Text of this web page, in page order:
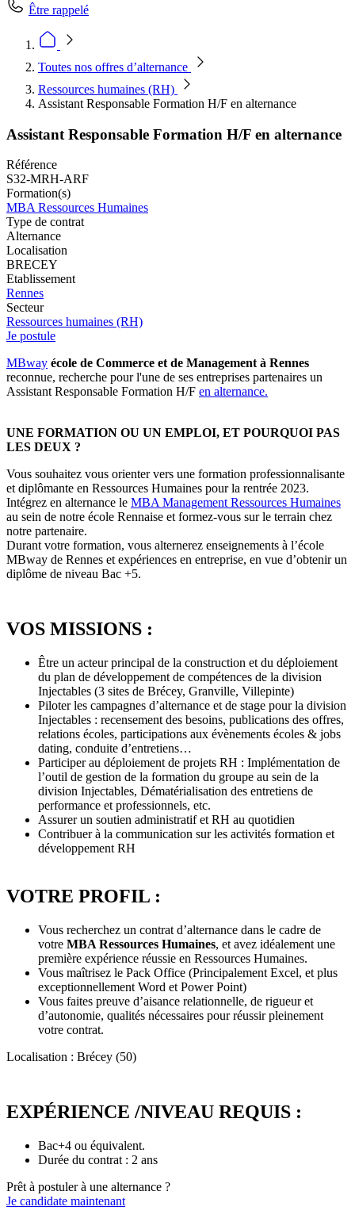
Être rappelé
Toutes nos offres d’alternance
Ressources humaines (RH)
Assistant Responsable Formation H/F en alternance
Assistant Responsable Formation H/F en alternance
Référence
S32-MRH-ARF
Formation(s)
MBA Ressources Humaines
Type de contrat
Alternance
Localisation
BRECEY
Etablissement
Rennes
Secteur
Ressources humaines (RH)
Je postule
MBway école de Commerce et de Management à Rennes
reconnue, recherche pour l'une de ses entreprises partenaires un
Assistant Responsable Formation H/F en alternance.
UNE FORMATION OU UN EMPLOI, ET POURQUOI PAS
LES DEUX ?
Vous souhaitez vous orienter vers une formation professionnalisante
et diplômante en Ressources Humaines pour la rentrée 2023.
Intégrez en alternance le MBA Management Ressources Humaines
au sein de notre école Rennaise et formez-vous sur le terrain chez
notre partenaire.
Durant votre formation, vous alternerez enseignements à l’école
MBway de Rennes et expériences en entreprise, en vue d’obtenir un
diplôme de niveau Bac +5.
VOS MISSIONS :
Être un acteur principal de la construction et du déploiement
du plan de développement de compétences de la division
Injectables (3 sites de Brécey, Granville, Villepinte)
Piloter les campagnes d’alternance et de stage pour la division
Injectables : recensement des besoins, publications des offres,
relations écoles, participations aux évènements écoles & jobs
dating, conduite d’entretiens…
Participer au déploiement de projets RH : Implémentation de
l’outil de gestion de la formation du groupe au sein de la
division Injectables, Dématérialisation des entretiens de
performance et professionnels, etc.
Assurer un soutien administratif et RH au quotidien
Contribuer à la communication sur les activités formation et
développement RH
VOTRE PROFIL :
Vous recherchez un contrat d’alternance dans le cadre de
votre MBA Ressources Humaines, et avez idéalement une
première expérience réussie en Ressources Humaines.
Vous maîtrisez le Pack Office (Principalement Excel, et plus
exceptionnellement Word et Power Point)
Vous faites preuve d’aisance relationnelle, de rigueur et
d’autonomie, qualités nécessaires pour réussir pleinement
votre contrat.
Localisation : Brécey (50)
EXPÉRIENCE /NIVEAU REQUIS :
Bac+4 ou équivalent.
Durée du contrat : 2 ans
Prêt à postuler à une alternance ?
Je candidate maintenant